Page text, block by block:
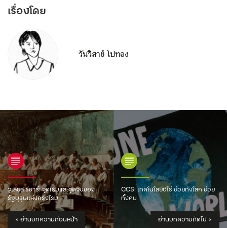
เรื่องโดย
วันวิสาข์ โปทอง
จูเลียส ซีซาร์: จุดเริ่มและจุดจบของ
รัฐบุรุษแห่งกรุงโรม
< อ่านบทความก่อนหน้า
CCS: เทคโนโลยีฮีโร่ ช่วยทั้งโลก ช่วย
ทั้งคน
อ่านบทความถัดไป >